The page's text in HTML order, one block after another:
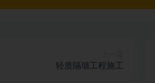
轻质隔墙工程施工